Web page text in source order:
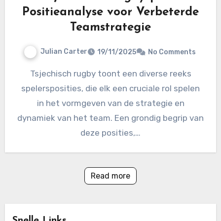
Positieanalyse voor Verbeterde
Teamstrategie
Julian Carter 19/11/2025 No Comments
Tsjechisch rugby toont een diverse reeks
spelersposities, die elk een cruciale rol spelen
in het vormgeven van de strategie en
dynamiek van het team. Een grondig begrip van
deze posities,…
Read more